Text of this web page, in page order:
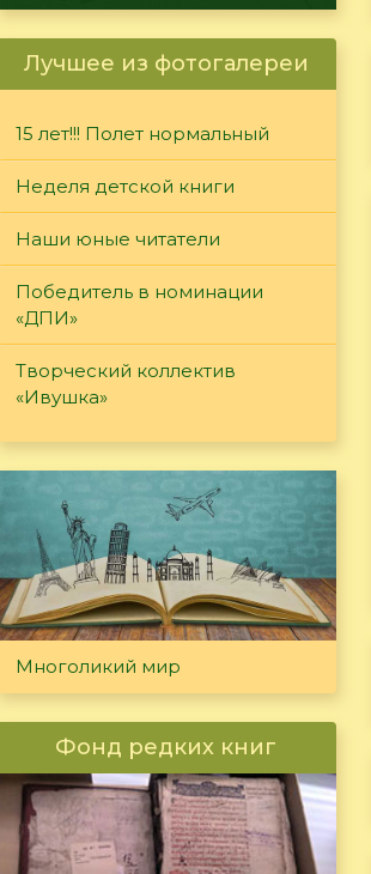
Лучшее из фотогалереи
15 лет!!! Полет нормальный
Неделя детской книги
Наши юные читатели
Победитель в номинации
«ДПИ»
Творческий коллектив
«Ивушка»
Многоликий мир
Фонд редких книг